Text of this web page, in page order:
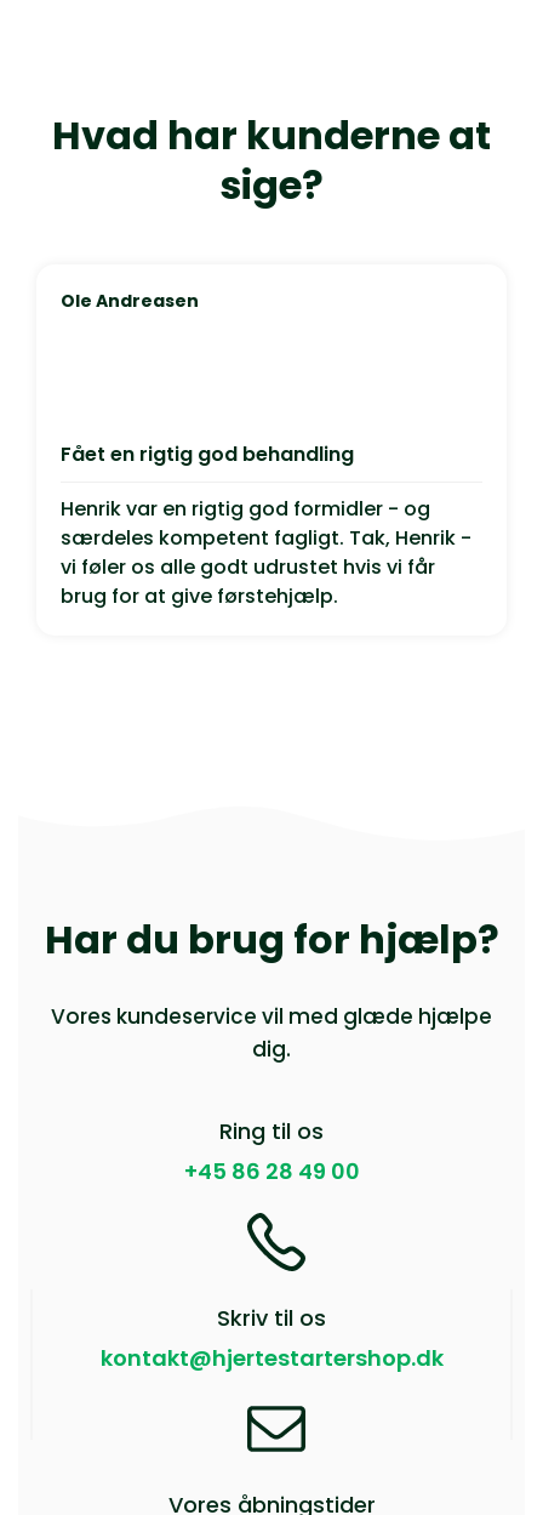
Hvad har kunderne at
sige?
Ole Andreasen
Fået en rigtig god behandling
Henrik var en rigtig god formidler - og
særdeles kompetent fagligt. Tak, Henrik -
vi føler os alle godt udrustet hvis vi får
brug for at give førstehjælp.
Har du brug for hjælp?
Vores kundeservice vil med glæde hjælpe
dig.
Ring til os
+45 86 28 49 00
Skriv til os
kontakt@hjertestartershop.dk
Vores åbningstider